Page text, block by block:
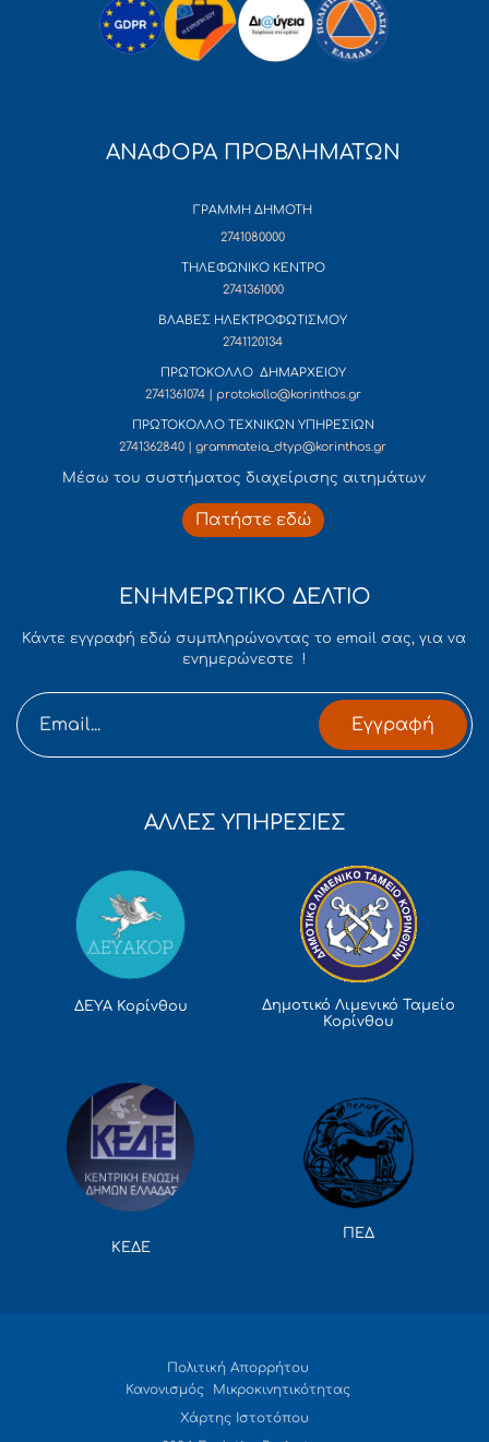
ΑΝΑΦΟΡΑ ΠΡΟΒΛΗΜΑΤΩΝ
ΓΡΑΜΜΗ ΔΗΜΟΤΗ
2741080000
ΤΗΛΕΦΩΝΙΚΟ ΚΕΝΤΡΟ
2741361000
ΒΛΑΒΕΣ ΗΛΕΚΤΡΟΦΩΤΙΣΜΟΥ
2741120134
ΠΡΩΤΟΚΟΛΛΟ ΔΗΜΑΡΧΕΙΟΥ
2741361074 | protokollo@korinthos.gr
ΠΡΩΤΟΚΟΛΛΟ ΤΕΧΝΙΚΩΝ ΥΠΗΡΕΣΙΩΝ
2741362840 | grammateia_dtyp@korinthos.gr
Mέσω του συστήματος διαχείρισης αιτημάτων
Πατήστε εδώ
ΕΝΗΜΕΡΩΤΙΚΟ ΔΕΛΤΙΟ
Κάντε εγγραφή εδώ συμπληρώνοντας το email σας, για να
ενημερώνεστε !
Εγγραφή
ΑΛΛΕΣ ΥΠΗΡΕΣΙΕΣ
ΔΕΥΑ Κορίνθου
Δημοτικό Λιμενικό Ταμείο
Κορίνθου
ΚΕΔΕ
ΠΕΔ
Πολιτική Απορρήτου
Κανονισμός Μικροκινητικότητας
Χάρτης Ιστοτόπου